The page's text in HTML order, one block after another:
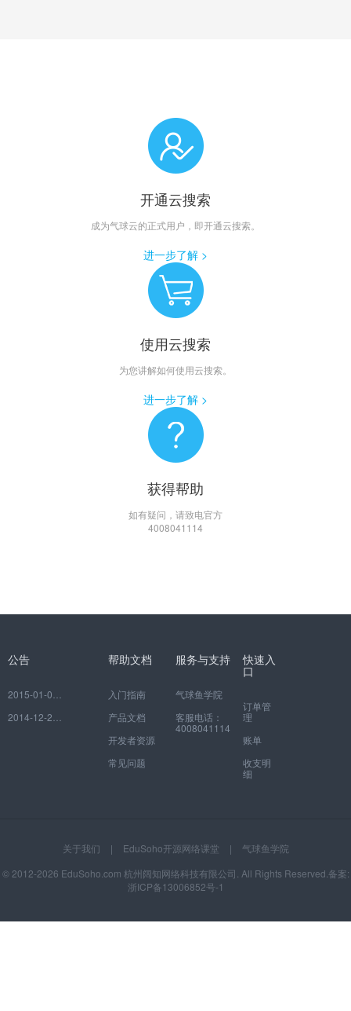
开通云搜索
成为气球云的正式用户，即开通云搜索。
进一步了解 >
使用云搜索
为您讲解如何使用云搜索。
进一步了解 >
获得帮助
如有疑问，请致电官方
4008041114
公告
如何注册并绑定自己的网校
EduSoho开放云平台常见问题
帮助文档
入门指南
产品文档
开发者资源
常见问题
服务与支持
气球鱼学院
客服电话：
4008041114
快速入
口
订单管
理
账单
收支明
细
关于我们 | EduSoho开源网络课堂 |
气球鱼学院
© 2012-2026 EduSoho.com 杭州阔知网络科技有限公司. All Rights Reserved.备案:
浙ICP备13006852号-1